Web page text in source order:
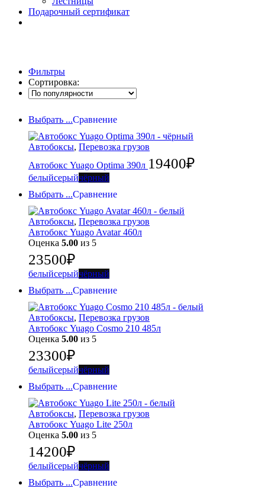
Подарочный сертификат
Фильтры
Сортировка:
Выбрать ...Сравнение
Автобоксы, Перевозка грузов
Автобокс Yuago Optima 390л 19400₽
белыйсерыйчёрный
Выбрать ...Сравнение
Автобоксы, Перевозка грузов
Автобокс Yuago Avatar 460л
Оценка 5.00 из 5
23500₽
белыйсерыйчёрный
Выбрать ...Сравнение
Автобоксы, Перевозка грузов
Автобокс Yuago Cosmo 210 485л
Оценка 5.00 из 5
23300₽
белыйсерыйчёрный
Выбрать ...Сравнение
Автобоксы, Перевозка грузов
Автобокс Yuago Lite 250л
Оценка 5.00 из 5
14200₽
белыйсерыйчёрный
Выбрать ...Сравнение